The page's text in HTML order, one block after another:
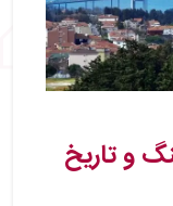
و تاریخ